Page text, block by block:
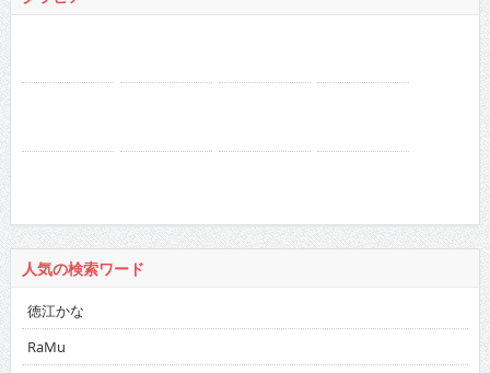
人気の検索ワード
徳江かな
RaMu